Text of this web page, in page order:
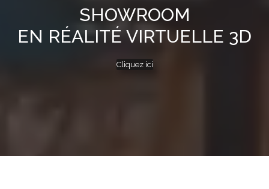
SHOWROOM
EN RÉALITÉ VIRTUELLE 3D
Cliquez ici